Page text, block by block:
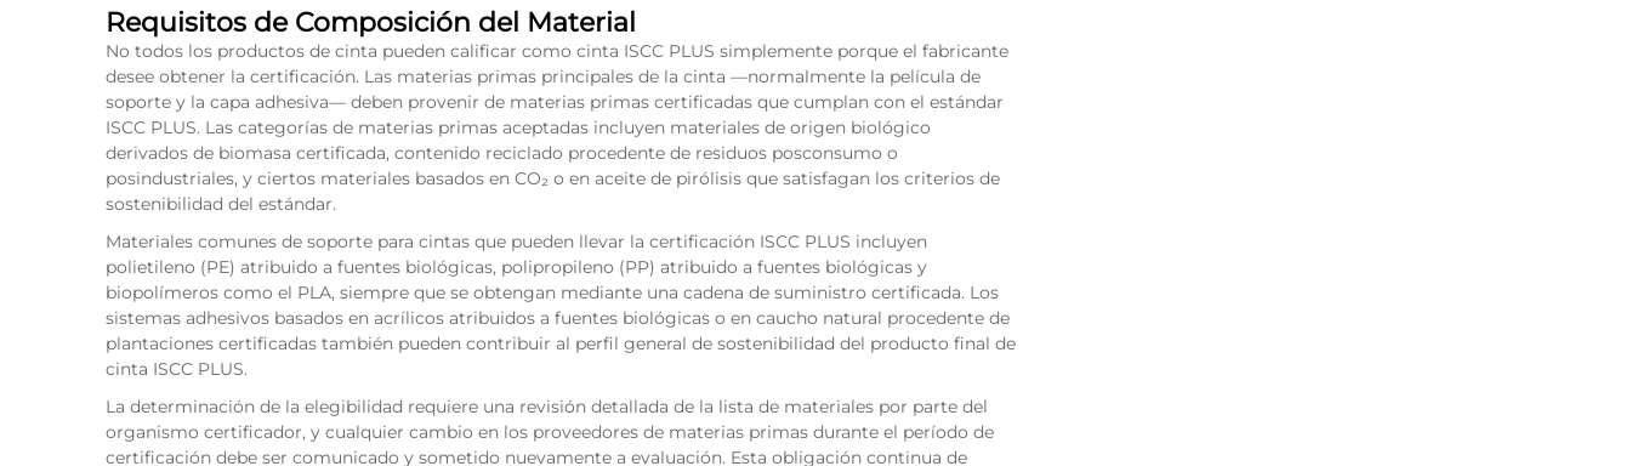
Requisitos de Composición del Material
No todos los productos de cinta pueden calificar como cinta ISCC PLUS simplemente porque el fabricante
desee obtener la certificación. Las materias primas principales de la cinta —normalmente la película de
soporte y la capa adhesiva— deben provenir de materias primas certificadas que cumplan con el estándar
ISCC PLUS. Las categorías de materias primas aceptadas incluyen materiales de origen biológico
derivados de biomasa certificada, contenido reciclado procedente de residuos posconsumo o
posindustriales, y ciertos materiales basados en CO₂ o en aceite de pirólisis que satisfagan los criterios de
sostenibilidad del estándar.
Materiales comunes de soporte para cintas que pueden llevar la certificación ISCC PLUS incluyen
polietileno (PE) atribuido a fuentes biológicas, polipropileno (PP) atribuido a fuentes biológicas y
biopolímeros como el PLA, siempre que se obtengan mediante una cadena de suministro certificada. Los
sistemas adhesivos basados en acrílicos atribuidos a fuentes biológicas o en caucho natural procedente de
plantaciones certificadas también pueden contribuir al perfil general de sostenibilidad del producto final de
cinta ISCC PLUS.
La determinación de la elegibilidad requiere una revisión detallada de la lista de materiales por parte del
organismo certificador, y cualquier cambio en los proveedores de materias primas durante el período de
certificación debe ser comunicado y sometido nuevamente a evaluación. Esta obligación continua de